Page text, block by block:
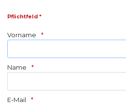
Pflichtfeld *
Vorname
Name
E-Mail